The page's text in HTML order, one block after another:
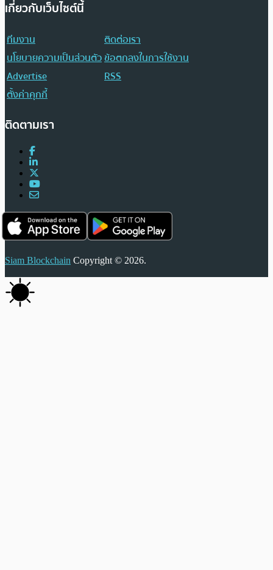
เกี่ยวกับเว็บไซต์นี้
ทีมงาน
ติดต่อเรา
นโยบายความเป็นส่วนตัวข้อตกลงในการใช้งาน
Advertise
RSS
ตั้งค่าคุกกี้
ติดตามเรา
Siam Blockchain Copyright © 2026.